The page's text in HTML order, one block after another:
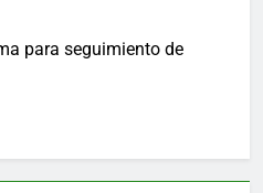
para seguimiento de